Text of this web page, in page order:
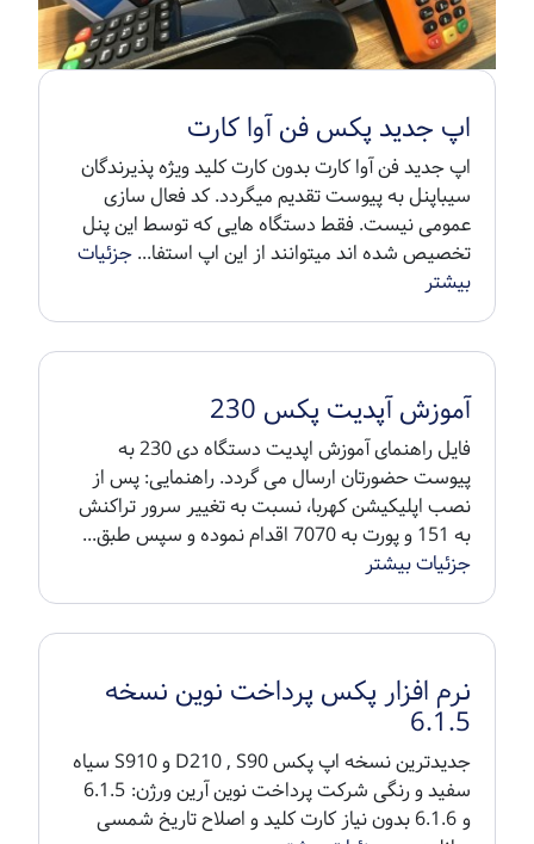
اپ جدید پکس فن آوا کارت
اپ جدید فن آوا کارت بدون کارت کلید ویژه پذیرندگان
سیباپنل به پیوست تقدیم میگردد. کد فعال سازی
عمومی نیست. فقط دستگاه هایی که توسط این پنل
تخصیص شده اند میتوانند از این اپ استفا...جزئیات
بیشتر
آموزش آپدیت پکس 230
فایل راهنمای آموزش اپدیت دستگاه دی 230 به
پیوست حضورتان ارسال می گردد. راهنمایی: پس از
نصب اپلیکیشن کهربا، نسبت به تغییر سرور تراکنش
به 151 و پورت به 7070 اقدام نموده و سپس طبق...
جزئیات بیشتر
نرم افزار پکس پرداخت نوین نسخه
6.1.5
جدیدترین نسخه اپ پکس D210 , S90 و S910 سیاه
سفید و رنگی شرکت پرداخت نوین آرین ورژن: 6.1.5
و 6.1.6 بدون نیاز کارت کلید و اصلاح تاریخ شمسی